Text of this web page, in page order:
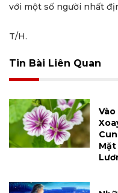
với một số người nhất
T/H.
Tin Bài Liên Quan
Mặt